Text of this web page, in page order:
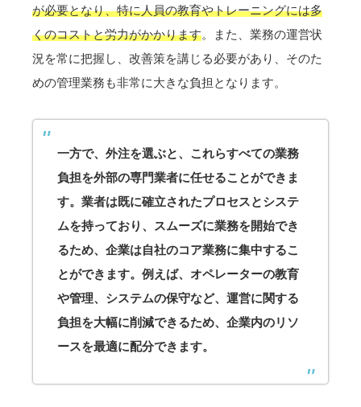
が必要となり、特に人員の教育やトレーニングには多
くのコストと労力がかかります。また、業務の運営状
況を常に把握し、改善策を講じる必要があり、そのた
めの管理業務も非常に大きな負担となります。
一方で、外注を選ぶと、これらすべての業務
負担を外部の専門業者に任せることができま
す。業者は既に確立されたプロセスとシステ
ムを持っており、スムーズに業務を開始でき
るため、企業は自社のコア業務に集中するこ
とができます。例えば、オペレーターの教育
や管理、システムの保守など、運営に関する
負担を大幅に削減できるため、企業内のリソ
ースを最適に配分できます。